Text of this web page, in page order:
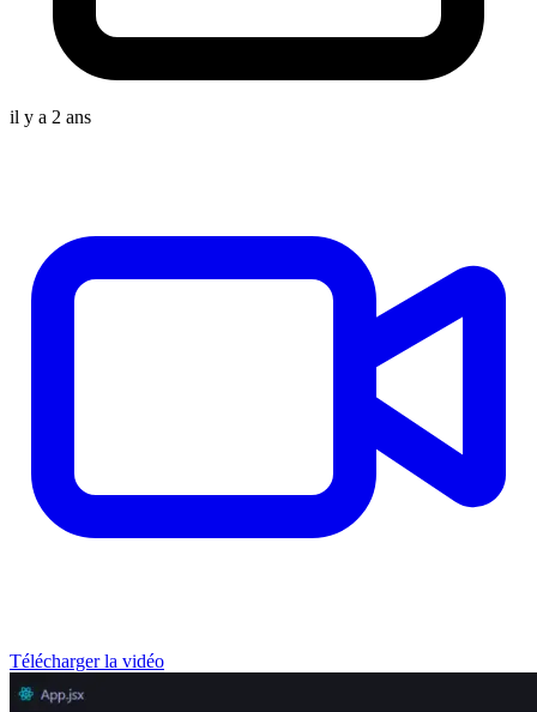
il y a 2 ans
Télécharger la vidéo